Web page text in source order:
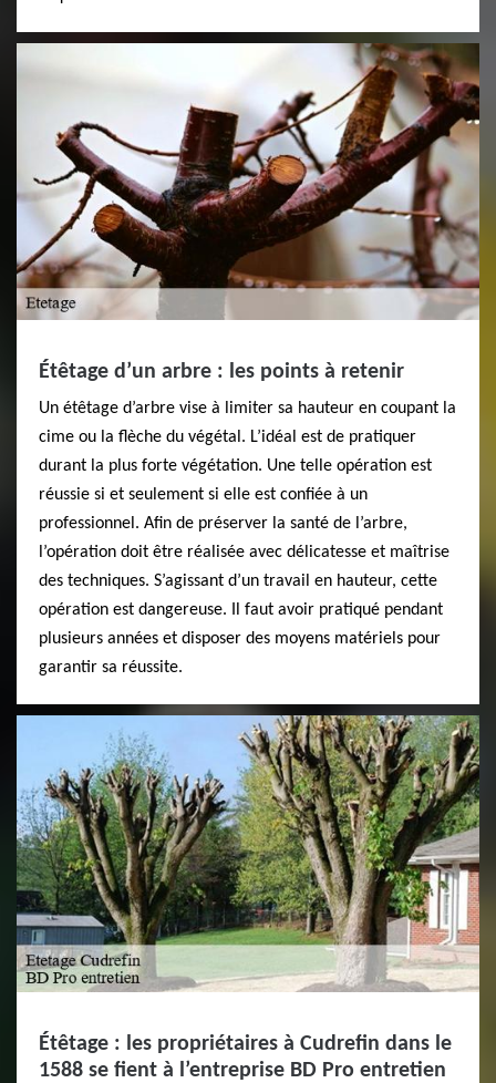
Étêtage d’un arbre : les points à retenir
Un étêtage d’arbre vise à limiter sa hauteur en coupant la
cime ou la flèche du végétal. L’idéal est de pratiquer
durant la plus forte végétation. Une telle opération est
réussie si et seulement si elle est confiée à un
professionnel. Afin de préserver la santé de l’arbre,
l’opération doit être réalisée avec délicatesse et maîtrise
des techniques. S’agissant d’un travail en hauteur, cette
opération est dangereuse. Il faut avoir pratiqué pendant
plusieurs années et disposer des moyens matériels pour
garantir sa réussite.
Étêtage : les propriétaires à Cudrefin dans le
1588 se fient à l’entreprise BD Pro entretien